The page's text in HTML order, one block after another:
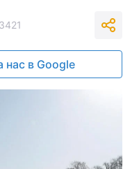
нас в Google